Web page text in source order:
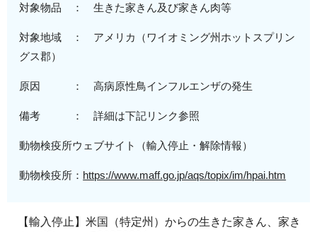
対象物品 ： 生きた家きん及び家きん肉等
対象地域 ： アメリカ（ ワイオミング州ホットスプリン
グス郡）
原因 ：高病原性鳥インフルエンザの発生
備考 ： 詳細は下記リンク参照
動物検疫所ウェブサイト（輸入停止・解除情報）
動物検疫所： https://www.maff.go.jp/aqs/topix/im/hpai.htm
【輸入停止】米国（特定州）からの生きた家きん、家き